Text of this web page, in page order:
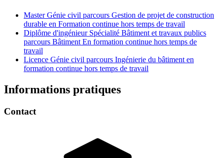
Master Génie civil parcours Gestion de projet de construction
durable en Formation continue hors temps de travail
Diplôme d'ingénieur Spécialité Bâtiment et travaux publics
parcours Bâtiment En formation continue hors temps de
travail
Licence Génie civil parcours Ingénierie du bâtiment en
formation continue hors temps de travail
Informations pratiques
Contact